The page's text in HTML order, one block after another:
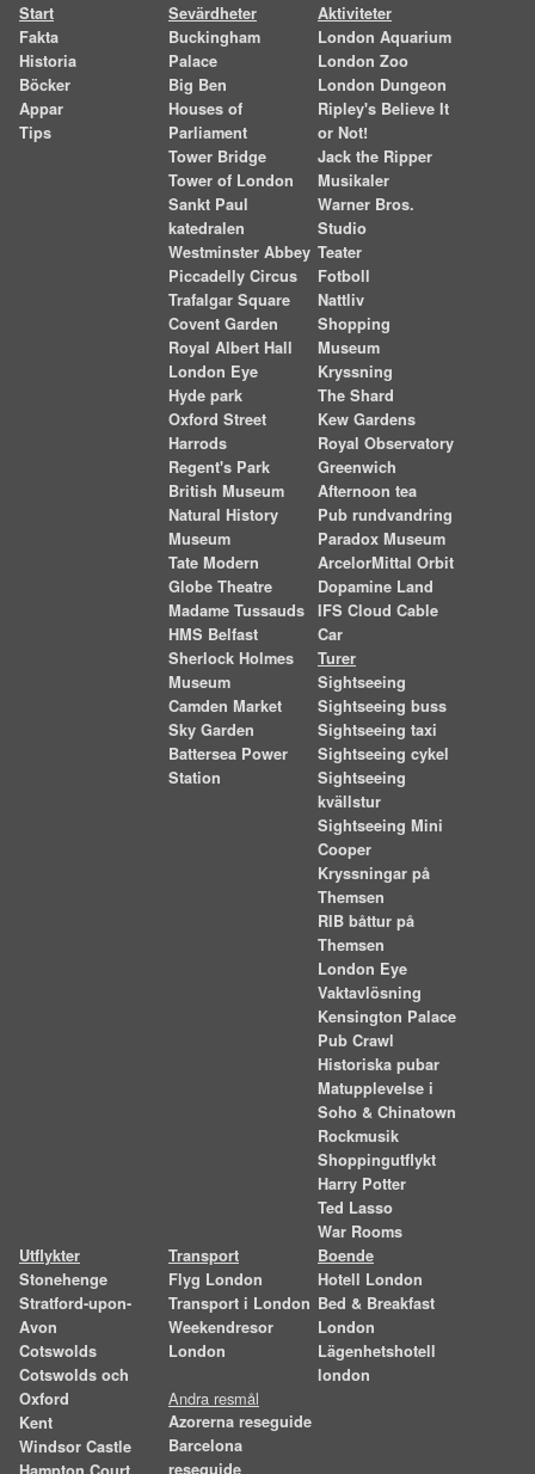
Start
Fakta
Historia
Böcker
Appar
Tips
Sevärdheter
Buckingham
Palace
Big Ben
Houses of
Parliament
Tower Bridge
Tower of London
Sankt Paul
katedralen
Westminster Abbey
Piccadelly Circus
Trafalgar Square
Covent Garden
Royal Albert Hall
London Eye
Hyde park
Oxford Street
Harrods
Regent's Park
British Museum
Natural History
Museum
Tate Modern
Globe Theatre
Madame Tussauds
HMS Belfast
Sherlock Holmes
Museum
Camden Market
Sky Garden
Battersea Power
Station
Aktiviteter
London Aquarium
London Zoo
London Dungeon
Ripley's Believe It
or Not!
Jack the Ripper
Musikaler
Warner Bros.
Studio
Teater
Fotboll
Nattliv
Shopping
Museum
Kryssning
The Shard
Kew Gardens
Royal Observatory
Greenwich
Afternoon tea
Pub rundvandring
Paradox Museum
ArcelorMittal Orbit
Dopamine Land
IFS Cloud Cable
Car
Turer
Sightseeing
Sightseeing buss
Sightseeing taxi
Sightseeing cykel
Sightseeing
kvällstur
Sightseeing Mini
Cooper
Kryssningar på
Themsen
RIB båttur på
Themsen
London Eye
Vaktavlösning
Kensington Palace
Pub Crawl
Historiska pubar
Matupplevelse i
Soho & Chinatown
Rockmusik
Shoppingutflykt
Harry Potter
Ted Lasso
War Rooms
Utflykter
Stonehenge
Stratford-upon-
Avon
Cotswolds
Cotswolds och
Oxford
Kent
Windsor Castle
Transport
Flyg London
Transport i London
Weekendresor
London
Boende
Hotell London
Bed & Breakfast
London
Lägenhetshotell
london
Andra resmål
Azorerna reseguide
Barcelona
reseguide